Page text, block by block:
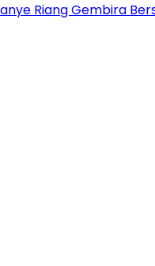
Riang Gembira